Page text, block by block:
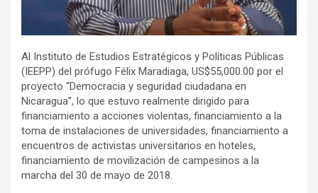
Al Instituto de Estudios Estratégicos y Políticas Públicas
(IEEPP) del prófugo Félix Maradiaga, US$55,000.00 por el
proyecto “Democracia y seguridad ciudadana en
Nicaragua”, lo que estuvo realmente dirigido para
financiamiento a acciones violentas, financiamiento a la
toma de instalaciones de universidades, financiamiento a
encuentros de activistas universitarios en hoteles,
financiamiento de movilización de campesinos a la
marcha del 30 de mayo de 2018.